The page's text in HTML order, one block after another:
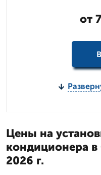
от
Цены на
кондиционера в
2026 г.